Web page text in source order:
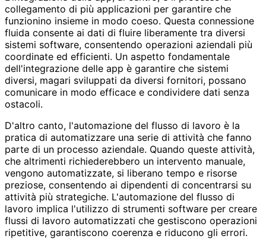
collegamento di più applicazioni per garantire che
funzionino insieme in modo coeso. Questa connessione
fluida consente ai dati di fluire liberamente tra diversi
sistemi software, consentendo operazioni aziendali più
coordinate ed efficienti. Un aspetto fondamentale
dell'integrazione delle app è garantire che sistemi
diversi, magari sviluppati da diversi fornitori, possano
comunicare in modo efficace e condividere dati senza
ostacoli.
D'altro canto, l'automazione del flusso di lavoro è la
pratica di automatizzare una serie di attività che fanno
parte di un processo aziendale. Quando queste attività,
che altrimenti richiederebbero un intervento manuale,
vengono automatizzate, si liberano tempo e risorse
preziose, consentendo ai dipendenti di concentrarsi su
attività più strategiche. L'automazione del flusso di
lavoro implica l'utilizzo di strumenti software per creare
flussi di lavoro automatizzati che gestiscono operazioni
ripetitive, garantiscono coerenza e riducono gli errori.